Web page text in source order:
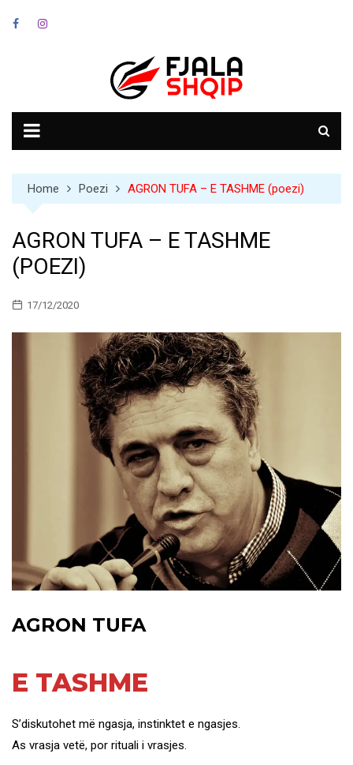
Home Poezi AGRON TUFA – E TASHME (poezi)
AGRON TUFA – E TASHME
(POEZI)
17/12/2020
AGRON TUFA
E TASHME
S’diskutohet më ngasja, instinktet e ngasjes.
As vrasja vetë, por rituali i vrasjes.